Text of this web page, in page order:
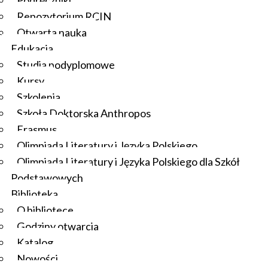
Repozytorium RCIN
Otwarta nauka
Edukacja
Studia podyplomowe
Kursy
Szkolenia
Szkoła Doktorska Anthropos
Erasmus
Olimpiada Literatury i Języka Polskiego
Olimpiada Literatury i Języka Polskiego dla Szkół
Podstawowych
Biblioteka
O bibliotece
Godziny otwarcia
Katalog
Nowości
Program
Powitanie: O. superior Rafał Kupczak OMI.
Wprowadzenie: prof. dr hab. Krzysztof Bracha
(IBL PAN).
Rękopisy prawnicze w zbiorach średniowiecznej
biblioteki benedyktynów łysogórskich za Św.
Krzyża: dr hab. prof. PAN Jerzy Kaliszuk (IHN PAN
Warszawa).
Rękopis Dekret Gracjana Biblioteki
Uniwersyteckiej KUL, ms. 1 w średniowiecznej
tradycji rękopiśmiennej Europy: dr Arkadiusz
Adamczuk (Biblioteka Uniwersytecka KUL Lublin).
Otwarcie wystawy.